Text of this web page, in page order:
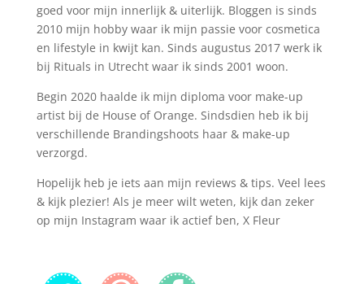
goed voor mijn innerlijk & uiterlijk. Bloggen is sinds
2010 mijn hobby waar ik mijn passie voor cosmetica
en lifestyle in kwijt kan. Sinds augustus 2017 werk ik
bij Rituals in Utrecht waar ik sinds 2001 woon.
Begin 2020 haalde ik mijn diploma voor make-up
artist bij de House of Orange. Sindsdien heb ik bij
verschillende Brandingshoots haar & make-up
verzorgd.
Hopelijk heb je iets aan mijn reviews & tips. Veel lees
& kijk plezier! Als je meer wilt weten, kijk dan zeker
op mijn Instagram waar ik actief ben, X Fleur